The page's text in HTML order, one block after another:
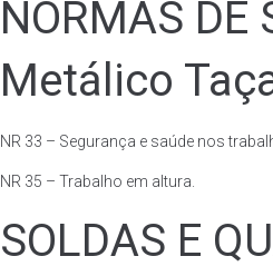
NORMAS DE
Metálico
NR 33 – Segurança e saúde nos
NR 35 – Trabalho em altura.
SOLDAS E